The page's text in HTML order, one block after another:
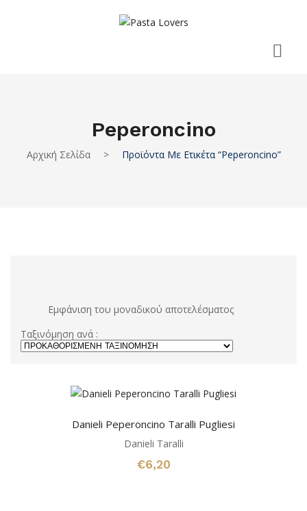
Peperoncino
Αρχική Σελίδα > Προϊόντα Με Ετικέτα “peperoncino”
Εμφάνιση του μοναδικού αποτελέσματος
Ταξινόμηση ανά :
Danieli Peperoncino Taralli Pugliesi
Danieli Taralli
€6,20